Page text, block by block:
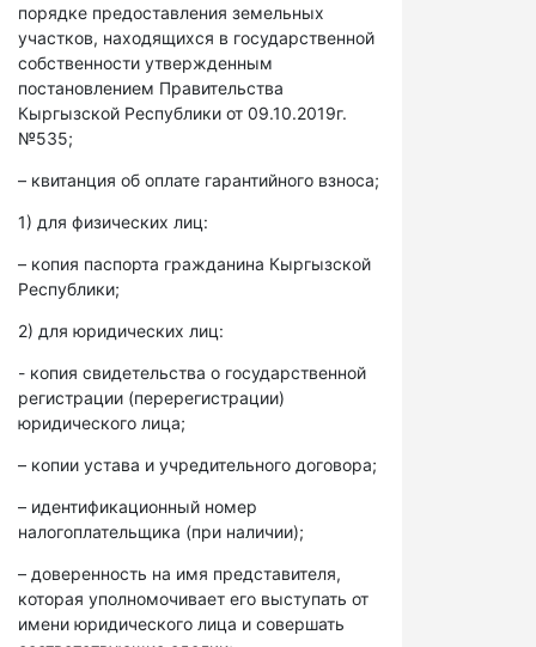
порядке предоставления земельных
участков, находящихся в государственной
собственности утвержденным
постановлением Правительства
Кыргызской Республики от 09.10.2019г.
№535;
– квитанция об оплате гарантийного взноса;
1) для физических лиц:
– копия паспорта гражданина Кыргызской
Республики;
2) для юридических лиц:
- копия свидетельства о государственной
регистрации (перерегистрации)
юридического лица;
– копии устава и учредительного договора;
– идентификационный номер
налогоплательщика (при наличии);
– доверенность на имя представителя,
которая уполномочивает его выступать от
имени юридического лица и совершать